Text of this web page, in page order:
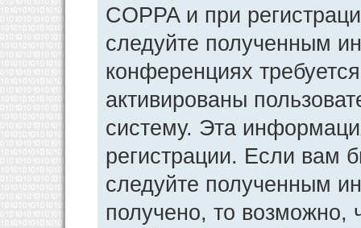
COPPA и при
следуйте полученным
конференциях
активированы
систему. Эта
регистрации. Если вам
следуйте полученным
получено, то возможно,